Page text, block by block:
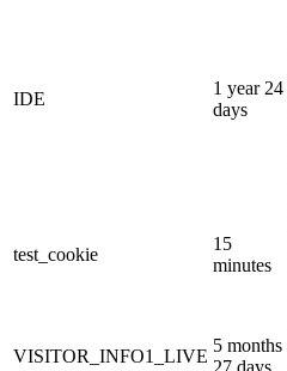
IDE
1 year 24
days
test_cookie
15
minutes
VISITOR_INFO1_LIVE
5 months
27 days